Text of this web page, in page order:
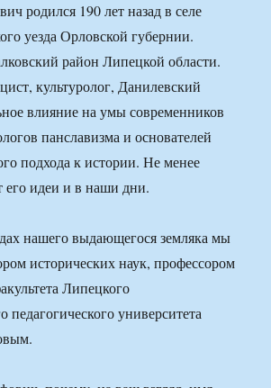
родился 190 лет назад в селе
уезда Орловской губернии.
район Липецкой области.
культуролог, Данилевский
влияние на умы современников
панславизма и основателей
подхода к истории. Не менее
его идеи и в наши дни.
нашего выдающегося земляка мы
исторических наук, профессором
Липецкого
педагогического университета